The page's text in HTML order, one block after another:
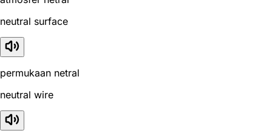
neutral surface
permukaan netral
neutral wire